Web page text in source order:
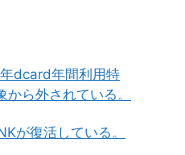
dcard年間利用特
ら外されている。
が復活している。